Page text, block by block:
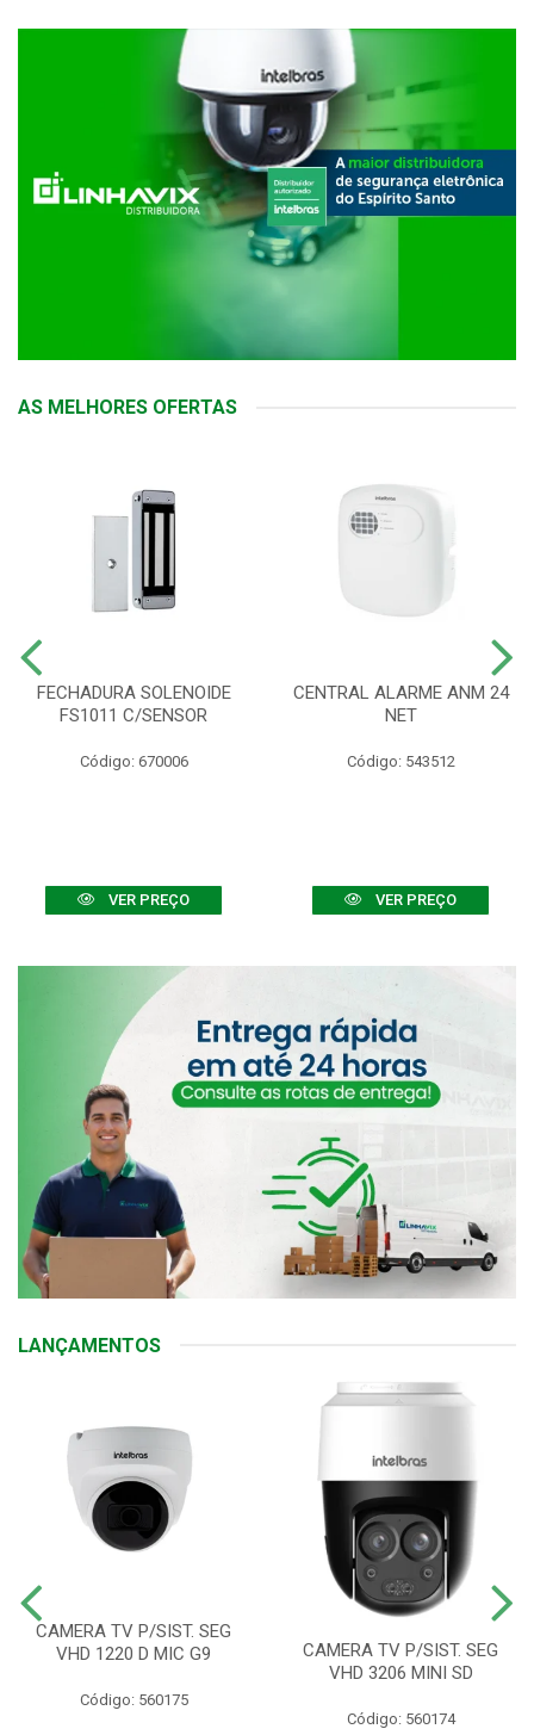
AS MELHORES OFERTAS
FECHADURA SOLENOIDE
FS1011 C/SENSOR
Código: 670006
VER PREÇO
CENTRAL ALARME ANM 24
NET
Código: 543512
VER PREÇO
LANÇAMENTOS
CAMERA TV P/SIST. SEG
VHD 1220 D MIC G9
Código: 560175
CAMERA TV P/SIST. SEG
VHD 3206 MINI SD
Código: 560174